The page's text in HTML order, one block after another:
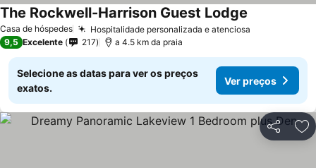
Casa de hóspedes Hospitalidade personalizada e atenciosa
The Rockwell-Harrison Guest Lodge
9,5 Excelente 217 a 4.5 km da praia
Selecione as datas para ver os preços
exatos.
Ver preços
Partilhar